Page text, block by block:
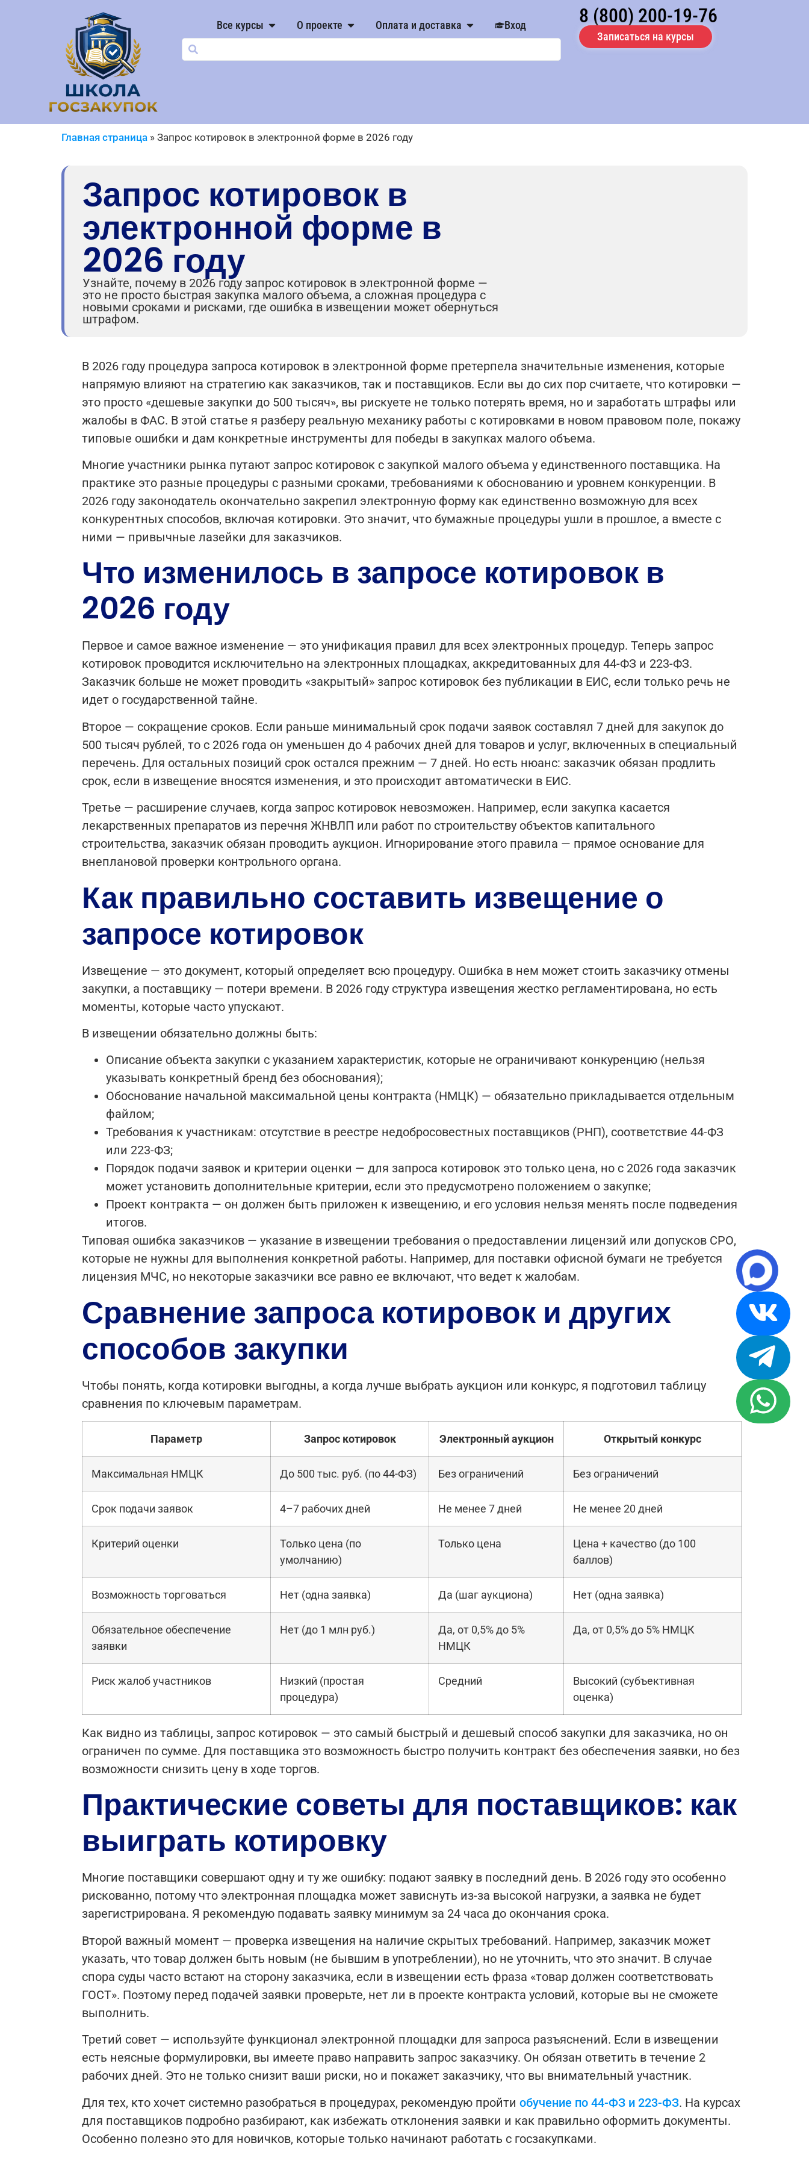
Все курсы О проекте Оплата и доставка Вход 8 (800) 200-19-76
Записаться на курсы
Главная страница » Запрос котировок в электронной форме в 2026 году
Запрос котировок в
электронной форме в
2026 году
Узнайте, почему в 2026 году запрос котировок в электронной форме —
это не просто быстрая закупка малого объема, а сложная процедура с
новыми сроками и рисками, где ошибка в извещении может обернуться
штрафом.
В 2026 году процедура запроса котировок в электронной форме претерпела значительные изменения, которые
напрямую влияют на стратегию как заказчиков, так и поставщиков. Если вы до сих пор считаете, что котировки —
это просто «дешевые закупки до 500 тысяч», вы рискуете не только потерять время, но и заработать штрафы или
жалобы в ФАС. В этой статье я разберу реальную механику работы с котировками в новом правовом поле, покажу
типовые ошибки и дам конкретные инструменты для победы в закупках малого объема.
Многие участники рынка путают запрос котировок с закупкой малого объема у единственного поставщика. На
практике это разные процедуры с разными сроками, требованиями к обоснованию и уровнем конкуренции. В
2026 году законодатель окончательно закрепил электронную форму как единственно возможную для всех
конкурентных способов, включая котировки. Это значит, что бумажные процедуры ушли в прошлое, а вместе с
ними — привычные лазейки для заказчиков.
Что изменилось в запросе котировок в
2026 году
Первое и самое важное изменение — это унификация правил для всех электронных процедур. Теперь запрос
котировок проводится исключительно на электронных площадках, аккредитованных для 44-ФЗ и 223-ФЗ.
Заказчик больше не может проводить «закрытый» запрос котировок без публикации в ЕИС, если только речь не
идет о государственной тайне.
Второе — сокращение сроков. Если раньше минимальный срок подачи заявок составлял 7 дней для закупок до
500 тысяч рублей, то с 2026 года он уменьшен до 4 рабочих дней для товаров и услуг, включенных в специальный
перечень. Для остальных позиций срок остался прежним — 7 дней. Но есть нюанс: заказчик обязан продлить
срок, если в извещение вносятся изменения, и это происходит автоматически в ЕИС.
Третье — расширение случаев, когда запрос котировок невозможен. Например, если закупка касается
лекарственных препаратов из перечня ЖНВЛП или работ по строительству объектов капитального
строительства, заказчик обязан проводить аукцион. Игнорирование этого правила — прямое основание для
внеплановой проверки контрольного органа.
Как правильно составить извещение о
запросе котировок
Извещение — это документ, который определяет всю процедуру. Ошибка в нем может стоить заказчику отмены
закупки, а поставщику — потери времени. В 2026 году структура извещения жестко регламентирована, но есть
моменты, которые часто упускают.
В извещении обязательно должны быть:
Описание объекта закупки с указанием характеристик, которые не ограничивают конкуренцию (нельзя
указывать конкретный бренд без обоснования);
Обоснование начальной максимальной цены контракта (НМЦК) — обязательно прикладывается отдельным
файлом;
Требования к участникам: отсутствие в реестре недобросовестных поставщиков (РНП), соответствие 44-ФЗ
или 223-ФЗ;
Порядок подачи заявок и критерии оценки — для запроса котировок это только цена, но с 2026 года заказчик
может установить дополнительные критерии, если это предусмотрено положением о закупке;
Проект контракта — он должен быть приложен к извещению, и его условия нельзя менять после подведения
итогов.
Типовая ошибка заказчиков — указание в извещении требования о предоставлении лицензий или допусков СРО,
которые не нужны для выполнения конкретной работы. Например, для поставки офисной бумаги не требуется
лицензия МЧС, но некоторые заказчики все равно ее включают, что ведет к жалобам.
Сравнение запроса котировок и других
способов закупки
Чтобы понять, когда котировки выгодны, а когда лучше выбрать аукцион или конкурс, я подготовил таблицу
сравнения по ключевым параметрам.
Параметр Запрос котировок Электронный аукцион Открытый конкурс
Максимальная НМЦК До 500 тыс. руб. (по 44-ФЗ) Без ограничений Без ограничений
Срок подачи заявок 4–7 рабочих дней Не менее 7 дней Не менее 20 дней
Критерий оценки
Только цена (по
умолчанию)
Только цена
Цена + качество (до 100
баллов)
Возможность торговаться Нет (одна заявка) Да (шаг аукциона) Нет (одна заявка)
Обязательное обеспечение
заявки
Нет (до 1 млн руб.)
Да, от 0,5% до 5%
НМЦК
Да, от 0,5% до 5% НМЦК
Риск жалоб участников
Низкий (простая
процедура)
Средний
Высокий (субъективная
оценка)
Как видно из таблицы, запрос котировок — это самый быстрый и дешевый способ закупки для заказчика, но он
ограничен по сумме. Для поставщика это возможность быстро получить контракт без обеспечения заявки, но без
возможности снизить цену в ходе торгов.
Практические советы для поставщиков: как
выиграть котировку
Многие поставщики совершают одну и ту же ошибку: подают заявку в последний день. В 2026 году это особенно
рискованно, потому что электронная площадка может зависнуть из-за высокой нагрузки, а заявка не будет
зарегистрирована. Я рекомендую подавать заявку минимум за 24 часа до окончания срока.
Второй важный момент — проверка извещения на наличие скрытых требований. Например, заказчик может
указать, что товар должен быть новым (не бывшим в употреблении), но не уточнить, что это значит. В случае
спора суды часто встают на сторону заказчика, если в извещении есть фраза «товар должен соответствовать
ГОСТ». Поэтому перед подачей заявки проверьте, нет ли в проекте контракта условий, которые вы не сможете
выполнить.
Третий совет — используйте функционал электронной площадки для запроса разъяснений. Если в извещении
есть неясные формулировки, вы имеете право направить запрос заказчику. Он обязан ответить в течение 2
рабочих дней. Это не только снизит ваши риски, но и покажет заказчику, что вы внимательный участник.
Для тех, кто хочет системно разобраться в процедурах, рекомендую пройти обучение по 44-ФЗ и 223-ФЗ. На курсах
для поставщиков подробно разбирают, как избежать отклонения заявки и как правильно оформить документы.
Особенно полезно это для новичков, которые только начинают работать с госзакупками.